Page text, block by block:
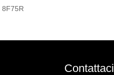
8F75R
Contattaci